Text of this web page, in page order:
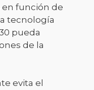
función de
tecnología
pueda
de la
evita el